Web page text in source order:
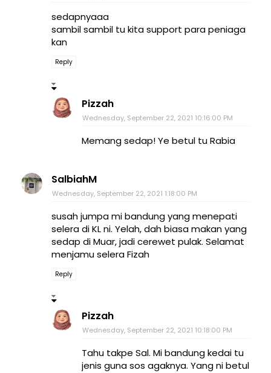
sedapnyaaa
sambil sambil tu kita support para peniaga
kan
Reply
Pizzah
Wednesday, September 22, 2021 10:16:00 PM
Memang sedap! Ye betul tu Rabia
SalbiahM
Wednesday, September 22, 2021 1:18:00 PM
susah jumpa mi bandung yang menepati
selera di KL ni. Yelah, dah biasa makan yang
sedap di Muar, jadi cerewet pulak. Selamat
menjamu selera Fizah
Reply
Pizzah
Wednesday, September 22, 2021 10:18:00 PM
Tahu takpe Sal. Mi bandung kedai tu
jenis guna sos agaknya. Yang ni betul